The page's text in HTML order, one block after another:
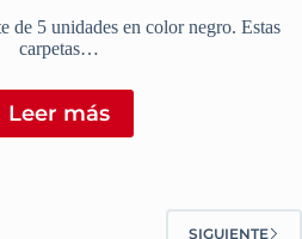
de 5 unidades en color negro. Estas
carpetas…
Leer más
SIGUIENTE